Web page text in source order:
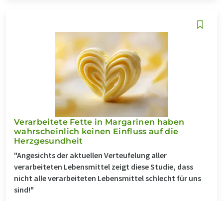
Verarbeitete Fette in Margarinen haben
wahrscheinlich keinen Einfluss auf die
Herzgesundheit
"Angesichts der aktuellen Verteufelung aller
verarbeiteten Lebensmittel zeigt diese Studie, dass
nicht alle verarbeiteten Lebensmittel schlecht für uns
sind!"